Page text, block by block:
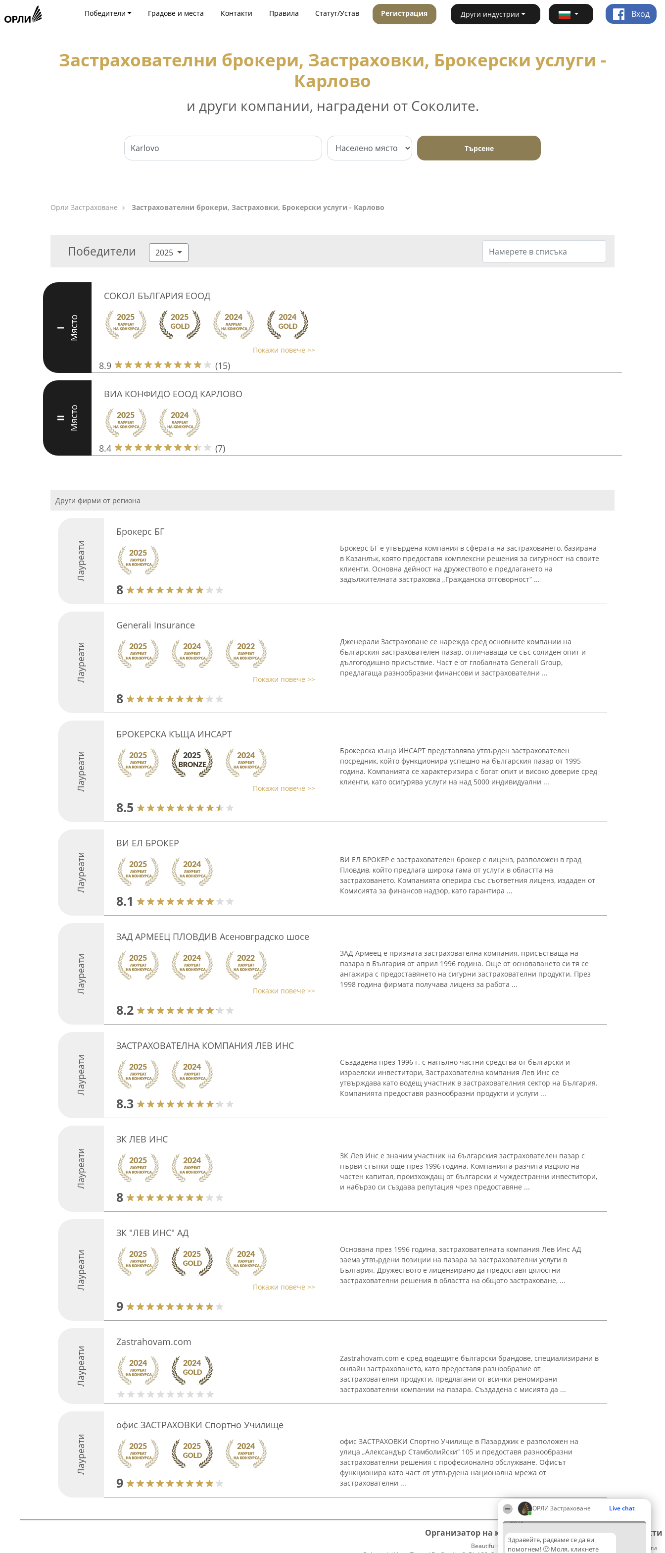
ОРЛИ Застраховане Live chat
09:19
Здравейте, радваме се да ви
помогнем! 🙂 Моля, кликнете
Победители Градове и места Контакти Правила Статут/Устав Регистрация Други индустрии Вход
Застрахователни брокери, Застраховки, Брокерски услуги -
Карлово
и други компании, наградени от Соколите.
Търсене
Орли Застраховане Застрахователни брокери, Застраховки, Брокерски услуги - Карлово
Победители 2025
I Място
СОКОЛ БЪЛГАРИЯ ЕООД
Покажи повече >>
8.9 (15)
II Място
ВИА КОНФИДО ЕООД КАРЛОВО
8.4 (7)
Други фирми от региона
Лауреати
Брокерс БГ
8
Брокерс БГ е утвърдена компания в сферата на застраховането, базирана
в Казанлък, която предоставя комплексни решения за сигурност на своите
клиенти. Основна дейност на дружеството е предлагането на
задължителната застраховка „Гражданска отговорност“ ...
Лауреати
Generali Insurance
Покажи повече >>
8
Дженерали Застраховане се нарежда сред основните компании на
българския застрахователен пазар, отличаваща се със солиден опит и
дългогодишно присъствие. Част е от глобалната Generali Group,
предлагаща разнообразни финансови и застрахователни ...
Лауреати
БРОКЕРСКА КЪЩА ИНСАРТ
Покажи повече >>
8.5
Брокерска къща ИНСАРТ представлява утвърден застрахователен
посредник, който функционира успешно на българския пазар от 1995
година. Компанията се характеризира с богат опит и високо доверие сред
клиенти, като осигурява услуги на над 5000 индивидуални ...
Лауреати
ВИ ЕЛ БРОКЕР
8.1
ВИ ЕЛ БРОКЕР е застрахователен брокер с лиценз, разположен в град
Пловдив, който предлага широка гама от услуги в областта на
застраховането. Компанията оперира със съответния лиценз, издаден от
Комисията за финансов надзор, като гарантира ...
Лауреати
ЗАД АРМЕЕЦ ПЛОВДИВ Асеновградско шосе
Покажи повече >>
8.2
ЗАД Армеец е призната застрахователна компания, присъстваща на
пазара в България от април 1996 година. Още от основаването си тя се
ангажира с предоставянето на сигурни застрахователни продукти. През
1998 година фирмата получава лиценз за работа ...
Лауреати
ЗАСТРАХОВАТЕЛНА КОМПАНИЯ ЛЕВ ИНС
8.3
Създадена през 1996 г. с напълно частни средства от български и
израелски инвеститори, Застрахователна компания Лев Инс се
утвърждава като водещ участник в застрахователния сектор на България.
Компанията предоставя разнообразни продукти и услуги ...
Лауреати
ЗК ЛЕВ ИНС
8
ЗК Лев Инс е значим участник на българския застрахователен пазар с
първи стъпки още през 1996 година. Компанията разчита изцяло на
частен капитал, произхождащ от български и чуждестранни инвеститори,
и набързо си създава репутация чрез предоставяне ...
Лауреати
ЗК "ЛЕВ ИНС" АД
Покажи повече >>
9
Основана през 1996 година, застрахователната компания Лев Инс АД
заема утвърдени позиции на пазара за застрахователни услуги в
България. Дружеството е лицензирано да предоставя цялостни
застрахователни решения в областта на общото застраховане, ...
Лауреати
Zastrahovam.com
Zastrahovam.com е сред водещите български брандове, специализирани в
онлайн застраховането, като предоставя разнообразие от
застрахователни продукти, предлагани от всички реномирани
застрахователни компании на пазара. Създадена с мисията да ...
Лауреати
офис ЗАСТРАХОВКИ Спортно Училище
9
офис ЗАСТРАХОВКИ Спортно Училище в Пазарджик е разположен на
улица „Александър Стамболийски“ 105 и предоставя разнообразни
застрахователни решения с професионално обслужване. Офисът
функционира като част от утвърдена национална мрежа от
застрахователни ...
Организатор на класиране
Beautiful Company S.R.L.
Класация
Победители
Контакти
Контакти